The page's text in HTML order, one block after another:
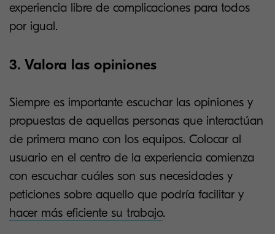
experiencia libre de complicaciones para todos
por igual.
3. Valora las opiniones
Siempre es importante escuchar las opiniones y
propuestas de aquellas personas que interactúan
de primera mano con los equipos. Colocar al
usuario en el centro de la experiencia comienza
con escuchar cuáles son sus necesidades y
peticiones sobre aquello que podría facilitar y
hacer más eficiente su trabajo.